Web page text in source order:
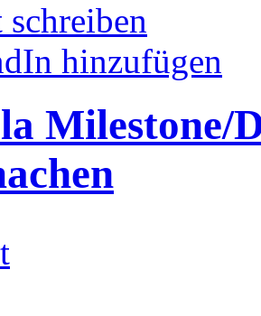
hinzufügen
Milestone/